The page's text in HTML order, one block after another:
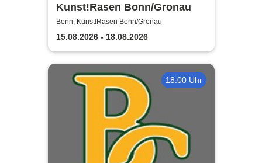
Kunst!Rasen Bonn/Gronau
Bonn, Kunst!Rasen Bonn/Gronau
15.08.2026 - 18.08.2026
18:00 Uhr